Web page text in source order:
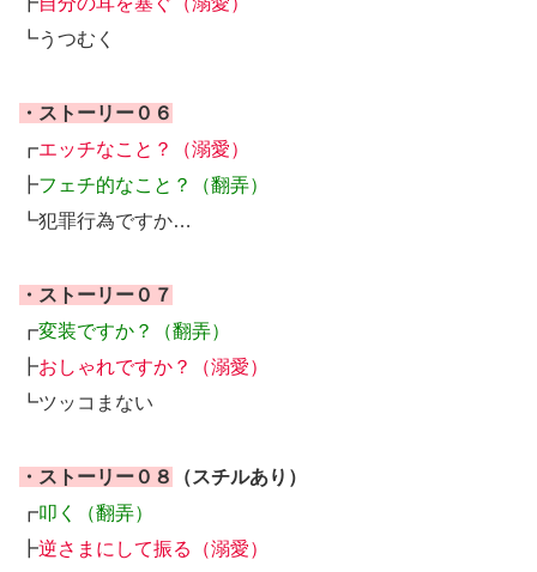
┗うつむく
・ストーリー０６
┏エッチなこと？（溺愛）
┣フェチ的なこと？（翻弄）
┗犯罪行為ですか…
・ストーリー０７
┏変装ですか？（翻弄）
┣おしゃれですか？（溺愛）
┗ツッコまない
・ストーリー０８
（スチルあり）
┏叩く（翻弄）
┣逆さまにして振る（溺愛）